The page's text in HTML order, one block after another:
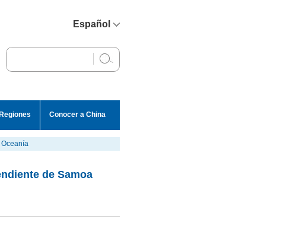
Español
English
Conocer a China
Oceanía
de Samoa